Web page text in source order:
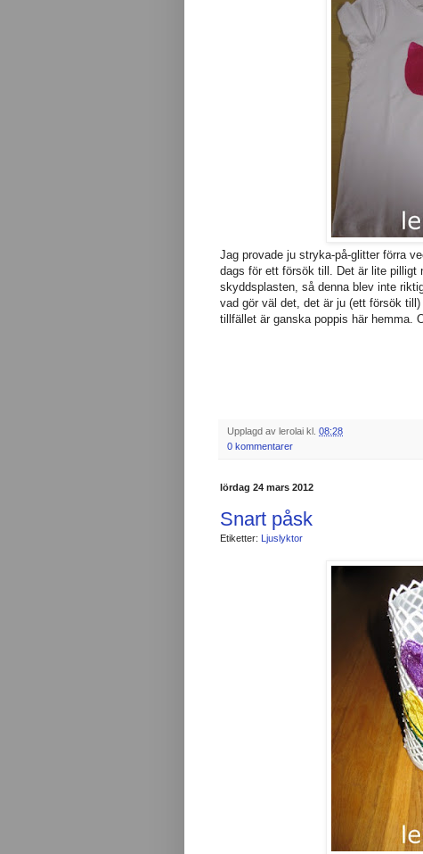
Jag provade ju stryka-på-glitter förra
dags för ett försök till. Det är lite
skyddsplasten, så denna blev inte
vad gör väl det, det är ju (ett försök
tillfället är ganska poppis här hemma.
Upplagd av lerolai kl. 08:28
0 kommentarer
lördag 24 mars 2012
Snart påsk
Etiketter: Ljuslyktor